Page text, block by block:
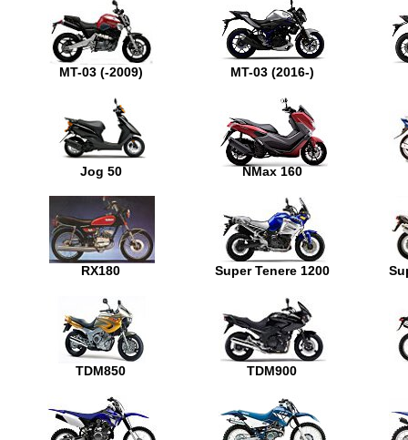
MT-03 (-2009) MT-03 (2016-)
Jog 50 NMax 160
RX180 Super Tenere 1200
TDM850 TDM900